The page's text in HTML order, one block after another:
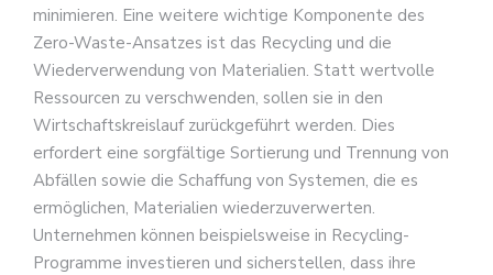
minimieren. Eine weitere wichtige Komponente des
Zero-Waste-Ansatzes ist das Recycling und die
Wiederverwendung von Materialien. Statt wertvolle
Ressourcen zu verschwenden, sollen sie in den
Wirtschaftskreislauf zurückgeführt werden. Dies
erfordert eine sorgfältige Sortierung und Trennung von
Abfällen sowie die Schaffung von Systemen, die es
ermöglichen, Materialien wiederzuverwerten.
Unternehmen können beispielsweise in Recycling-
Programme investieren und sicherstellen, dass ihre